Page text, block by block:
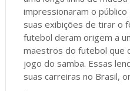
impressionaram o
suas exibições de tirar o
futebol deram origem a
maestros do futebol que
jogo do samba. Essas
suas carreiras no Brasil,